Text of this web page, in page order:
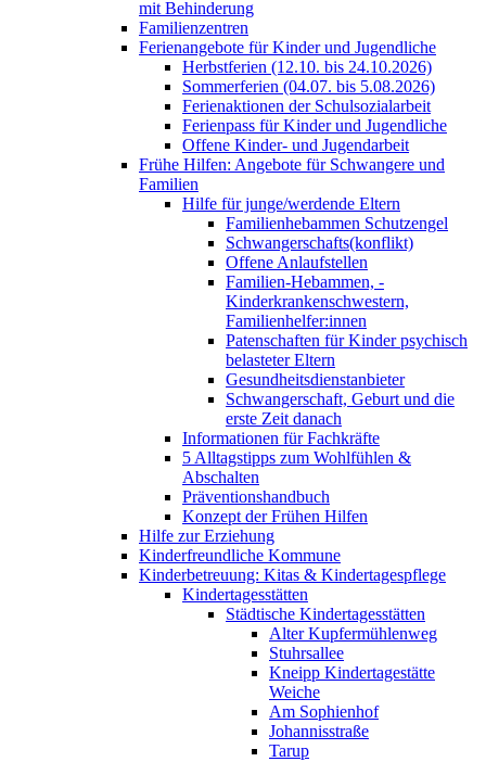
mit Behinderung
Familienzentren
Ferienangebote für Kinder und Jugendliche
Herbstferien (12.10. bis 24.10.2026)
Sommerferien (04.07. bis 5.08.2026)
Ferienaktionen der Schulsozialarbeit
Ferienpass für Kinder und Jugendliche
Offene Kinder- und Jugendarbeit
Frühe Hilfen: Angebote für Schwangere und
Familien
Hilfe für junge/werdende Eltern
Familienhebammen Schutzengel
Schwangerschafts(konflikt)
Offene Anlaufstellen
Familien-Hebammen, -
Kinderkrankenschwestern,
Familienhelfer:innen
Patenschaften für Kinder psychisch
belasteter Eltern
Gesundheitsdienstanbieter
Schwangerschaft, Geburt und die
erste Zeit danach
Informationen für Fachkräfte
5 Alltagstipps zum Wohlfühlen &
Abschalten
Präventionshandbuch
Konzept der Frühen Hilfen
Hilfe zur Erziehung
Kinderfreundliche Kommune
Kinderbetreuung: Kitas & Kindertagespflege
Kindertagesstätten
Städtische Kindertagesstätten
Alter Kupfermühlenweg
Stuhrsallee
Kneipp Kindertagestätte
Weiche
Am Sophienhof
Johannisstraße
Tarup